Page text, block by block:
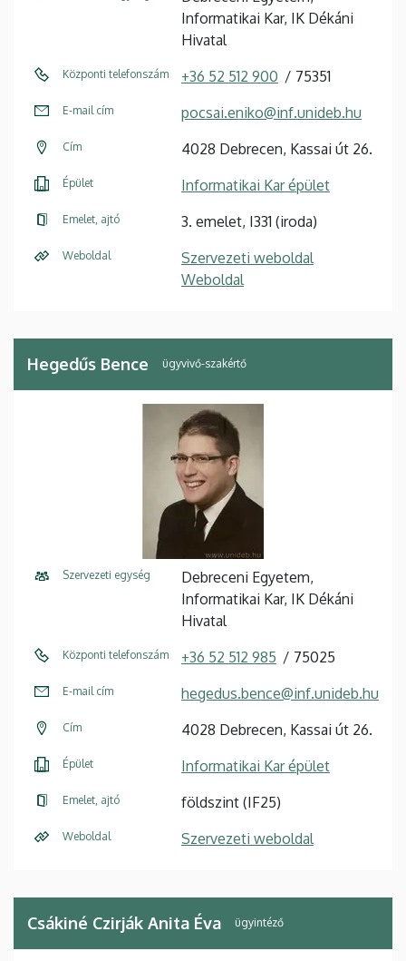
Informatikai Kar, IK Dékáni
Hivatal
Központi telefonszám +36 52 512 900 75351
E-mail cím pocsai.eniko@inf.unideb.hu
Cím 4028 Debrecen, Kassai út 26.
Épület Informatikai Kar épület
Emelet, ajtó 3. emelet, I331 (iroda)
Weboldal
Szervezeti weboldal
Weboldal
Hegedűs Bence ügyvivő-szakértő
Szervezeti egység
Debreceni Egyetem,
Informatikai Kar, IK Dékáni
Hivatal
Központi telefonszám +36 52 512 985 75025
E-mail cím hegedus.bence@inf.unideb.hu
Cím 4028 Debrecen, Kassai út 26.
Épület Informatikai Kar épület
Emelet, ajtó földszint (IF25)
Weboldal Szervezeti weboldal
Csákiné Czirják Anita Éva ügyintéző